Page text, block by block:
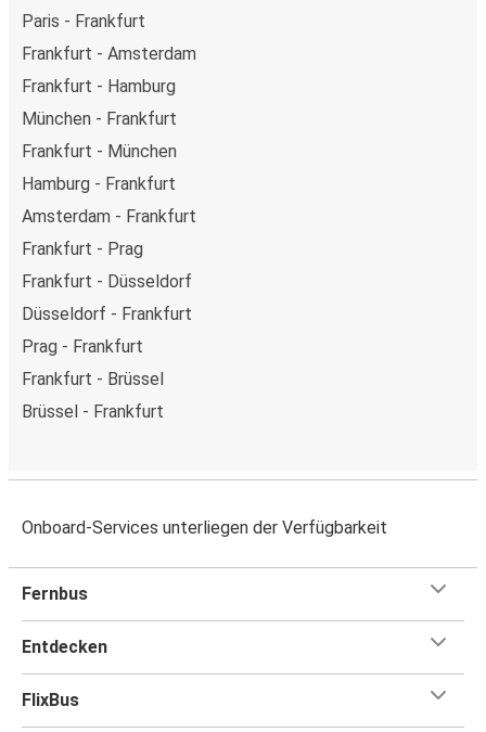
Paris - Frankfurt
Frankfurt - Amsterdam
Frankfurt - Hamburg
München - Frankfurt
Frankfurt - München
Hamburg - Frankfurt
Amsterdam - Frankfurt
Frankfurt - Prag
Frankfurt - Düsseldorf
Düsseldorf - Frankfurt
Prag - Frankfurt
Frankfurt - Brüssel
Brüssel - Frankfurt
Onboard-Services unterliegen der Verfügbarkeit
Fernbus
Entdecken
FlixBus